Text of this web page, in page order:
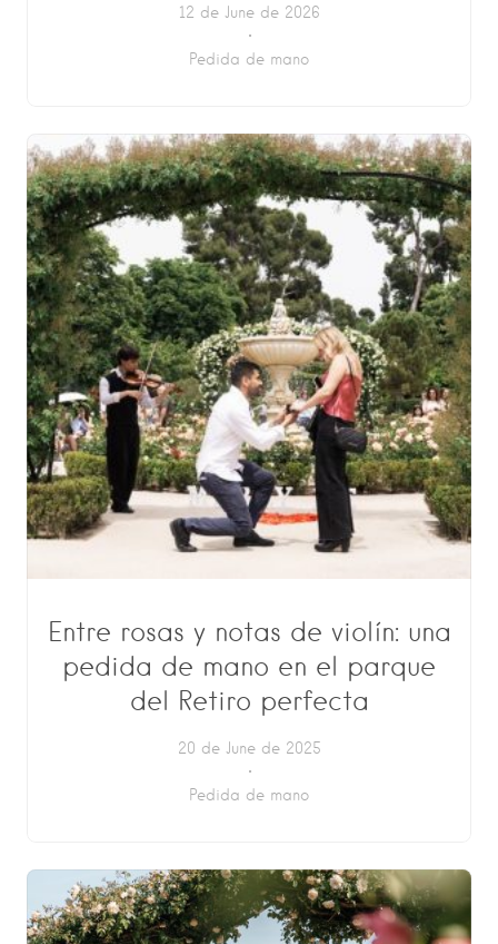
12 de June de 2026
Pedida de mano
Entre rosas y notas de violín: una
pedida de mano en el parque
del Retiro perfecta
20 de June de 2025
Pedida de mano